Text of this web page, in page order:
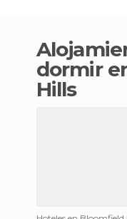
Alojamientos donde
dormir
Hills